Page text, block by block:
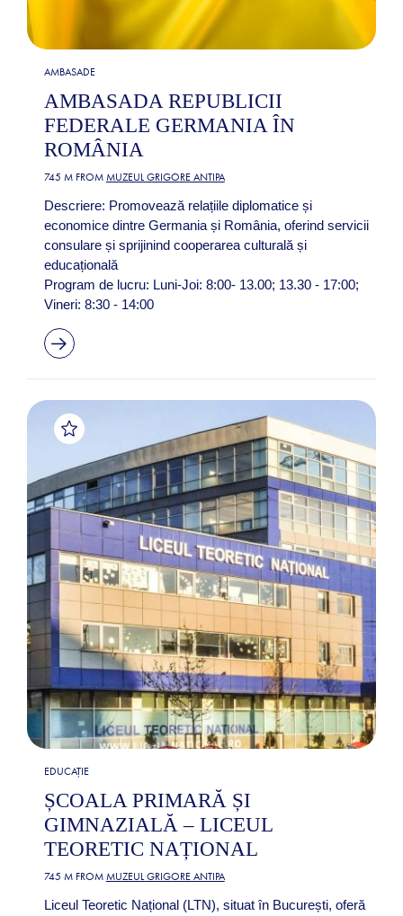
AMBASADE
AMBASADA REPUBLICII
FEDERALE GERMANIA ÎN
ROMÂNIA
745 M FROM MUZEUL GRIGORE ANTIPA
Descriere: Promovează relațiile diplomatice și
economice dintre Germania și România, oferind servicii
consulare și sprijinind cooperarea culturală și
educațională
Program de lucru: Luni-Joi: 8:00- 13.00; 13.30 - 17:00;
Vineri: 8:30 - 14:00
EDUCAȚIE
ȘCOALA PRIMARĂ ȘI
GIMNAZIALĂ – LICEUL
TEORETIC NAȚIONAL
745 M FROM MUZEUL GRIGORE ANTIPA
Liceul Teoretic Național (LTN), situat în București, oferă